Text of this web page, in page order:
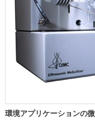
環境アプリケーションの